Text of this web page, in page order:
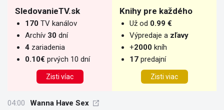
SledovanieTV.sk
170 TV kanálov
Archív 30 dní
4 zariadenia
0.10€ prvých 10 dní
Zisti víac
Knihy pre každého
Už od 0.99 €
Výpredaje a zľavy
+2000 kníh
17 predajní
Zisti viac
04:00 Wanna Have Sex